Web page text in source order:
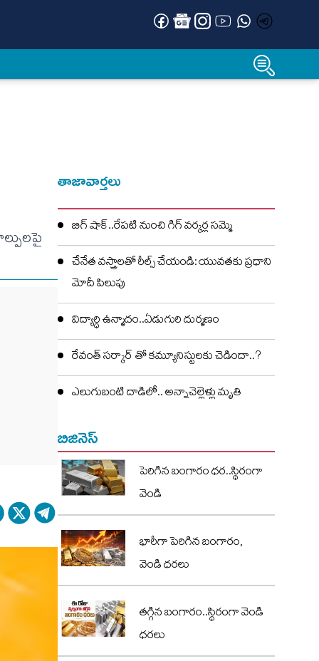
తాజావార్తలు
బిగ్ షాక్..రేపటి నుంచి గిగ్ వర్కర్ల సమ్మె
చేనేత వస్త్రాలతో రీల్స్ చేయండి: యువతకు ప్రధాని
మోదీ పిలుపు
విద్యార్ధి ఉన్మాదం..ఏడుగురి దుర్మణం
రేవంత్ సర్కార్ తో కమ్యూనిస్టులకు చెడిందా..?
ఎలుగుబంటి దాడిలో.. అన్నాచెల్లెళ్లు మృతి
బిజినెస్
పెరిగిన బంగారం ధర..స్థిరంగా
వెండి
భారీగా పెరిగిన బంగారం,
వెండి ధరలు
తగ్గిన బంగారం..స్థిరంగా వెండి
ధరలు